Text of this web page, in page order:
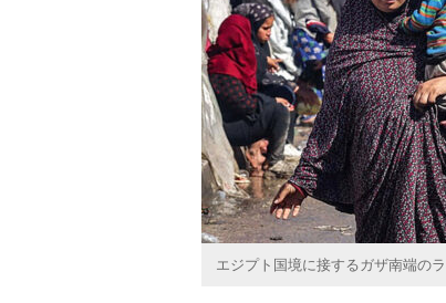
エジプト国境に接するガザ南端の